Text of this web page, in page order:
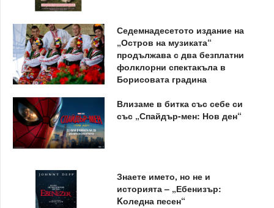
Седемнадесетото издание на
„Остров на музиката“
продължава с два безплатни
фолклорни спектакъла в
Борисовата градина
Влизаме в битка със себе си
със „Спайдър-мен: Нов ден“
Знаете името, но не и
историята – „Ебенизър:
Kоледна песен“